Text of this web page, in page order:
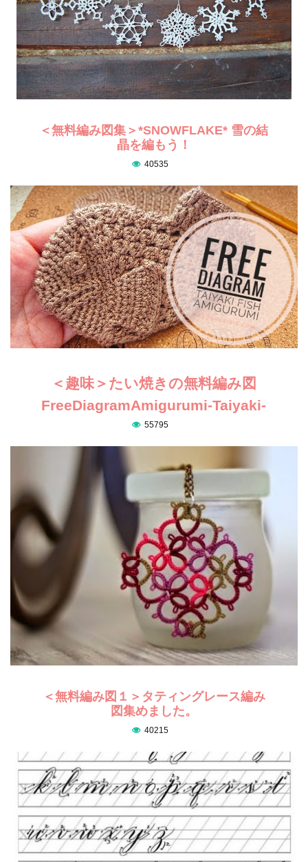
＜無料編み図集＞*SNOWFLAKE* 雪の結
晶を編もう！
40535
＜趣味＞たい焼きの無料編み図
FreeDiagramAmigurumi-Taiyaki-
55795
＜無料編み図１＞タティングレース編み
図集めました。
40215